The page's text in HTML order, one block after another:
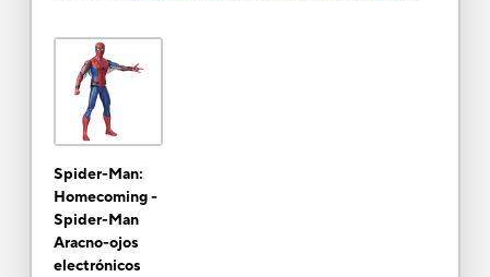
Spider-Man:
Homecoming -
Spider-Man
Aracno-ojos
electrónicos